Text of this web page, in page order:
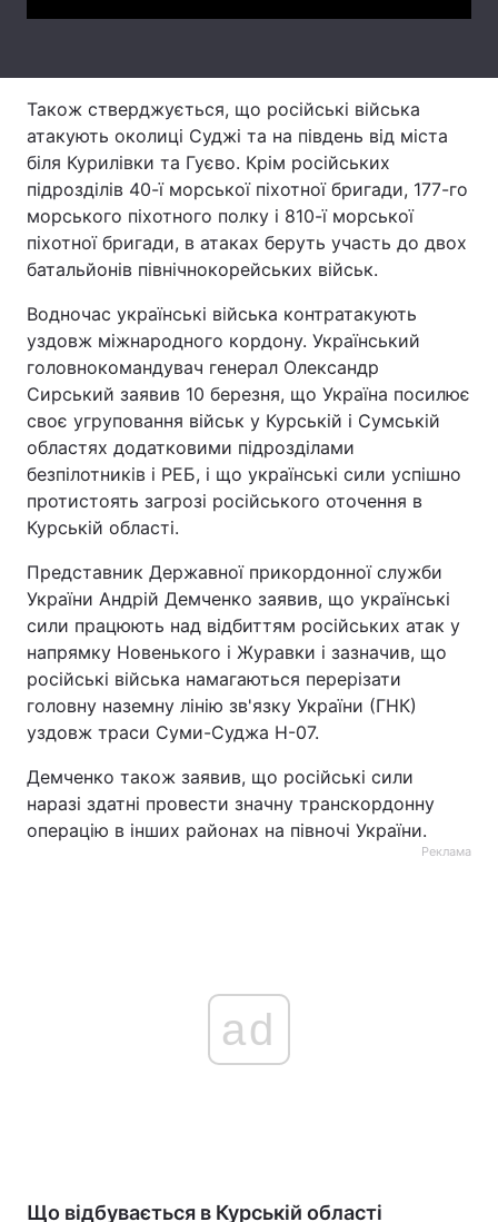
Тема оформлення
Також стверджується, що російські війська
атакують околиці Суджі та на південь від міста
біля Курилівки та Гуєво. Крім російських
підрозділів 40-ї морської піхотної бригади, 177-го
морського піхотного полку і 810-ї морської
піхотної бригади, в атаках беруть участь до двох
батальйонів північнокорейських військ.
Водночас українські війська контратакують
уздовж міжнародного кордону. Український
головнокомандувач генерал Олександр
Сирський заявив 10 березня, що Україна посилює
своє угруповання військ у Курській і Сумській
областях додатковими підрозділами
безпілотників і РЕБ, і що українські сили успішно
протистоять загрозі російського оточення в
Курській області.
Представник Державної прикордонної служби
України Андрій Демченко заявив, що українські
сили працюють над відбиттям російських атак у
напрямку Новенького і Журавки і зазначив, що
російські війська намагаються перерізати
головну наземну лінію зв'язку України (ГНК)
уздовж траси Суми-Суджа H-07.
Демченко також заявив, що російські сили
наразі здатні провести значну транскордонну
операцію в інших районах на півночі України.
Реклама
ad
Що відбувається в Курській області